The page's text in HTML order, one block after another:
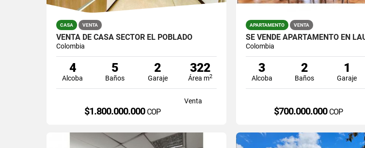
CASA VENTA
VENTA DE CASA SECTOR EL POBLADO
Colombia
4
Alcoba
5
Baños
2
Garaje
322
Área m2
Venta
$1.800.000.000 COP
APARTAMENTO VENTA
SE VENDE APARTAMENTO EN
Colombia
3
Alcoba
2
Baños
1
Garaje
$700.000.000 COP